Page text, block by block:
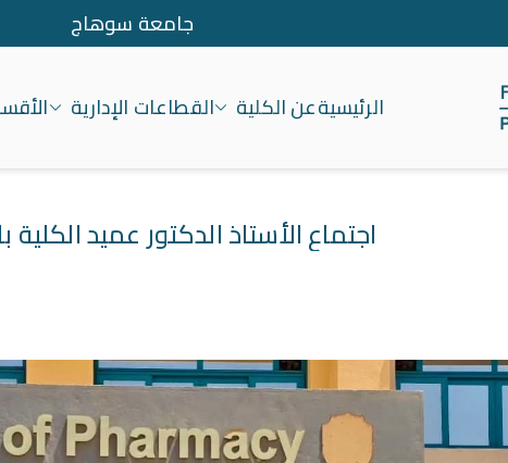
جامعة سوهاج
الرئيسيةعن الكلية القطاعات الإدارية
اجتماع الأستاذ الدكتور عميد الكلية